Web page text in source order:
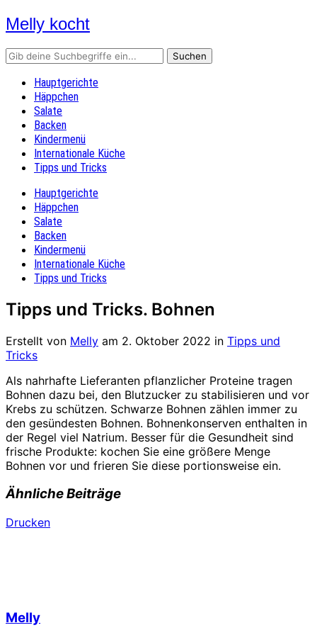
Melly kocht
Rezepte mit Bildern
Hauptgerichte
Häppchen
Salate
Backen
Kindermenü
Internationale Küche
Tipps und Tricks
Hauptgerichte
Häppchen
Salate
Backen
Kindermenü
Internationale Küche
Tipps und Tricks
Tipps und Tricks. Bohnen
Erstellt von Melly am 2. Oktober 2022 in Tipps und
Tricks
Als nahrhafte Lieferanten pflanzlicher Proteine tragen
Bohnen dazu bei, den Blutzucker zu stabilisieren und vor
Krebs zu schützen. Schwarze Bohnen zählen immer zu
den gesündesten Bohnen. Bohnenkonserven enthalten in
der Regel viel Natrium. Besser für die Gesundheit sind
frische Produkte: kochen Sie eine größere Menge
Bohnen vor und frieren Sie diese portionsweise ein.
Ähnliche Beiträge
Drucken
Melly